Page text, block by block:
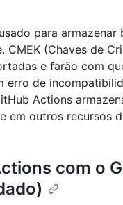
para
CMEK (Chaves de
e farão com
erro de
Actions
em outros recursos
com o